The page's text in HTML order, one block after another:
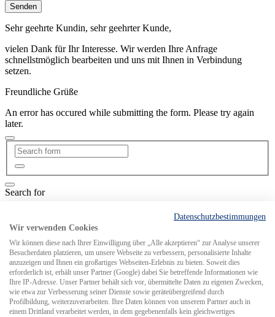
Senden
Sehr geehrte Kundin, sehr geehrter Kunde,
vielen Dank für Ihr Interesse. Wir werden Ihre Anfrage
schnellstmöglich bearbeiten und uns mit Ihnen in Verbindung
setzen.
Freundliche Grüße
An error has occured while submitting the form. Please try again
later.
Search for
MCS weltweit
Datenschutzbestimmungen
Wir verwenden Cookies
Wir können diese nach Ihrer Einwilligung über „Alle akzeptieren“ zur Analyse unserer
Besucherdaten platzieren, um unsere Webseite zu verbessern, personalisierte Inhalte
anzuzeigen und Ihnen ein großartiges Webseiten-Erlebnis zu bieten. Soweit dies
erforderlich ist, erhält unser Partner (Google) dabei Sie betreffende Informationen wie
Ihre IP-Adresse. Unser Partner behält sich vor, übermittelte Daten zu eigenen Zwecken,
wie etwa zur Verbesserung seiner Dienste sowie geräteübergreifend durch
Profilbildung, weiterzuverarbeiten. Ihre Daten können von unserem Partner auch in
einem Drittland verarbeitet werden, in dem gegebenenfalls kein gleichwertiges